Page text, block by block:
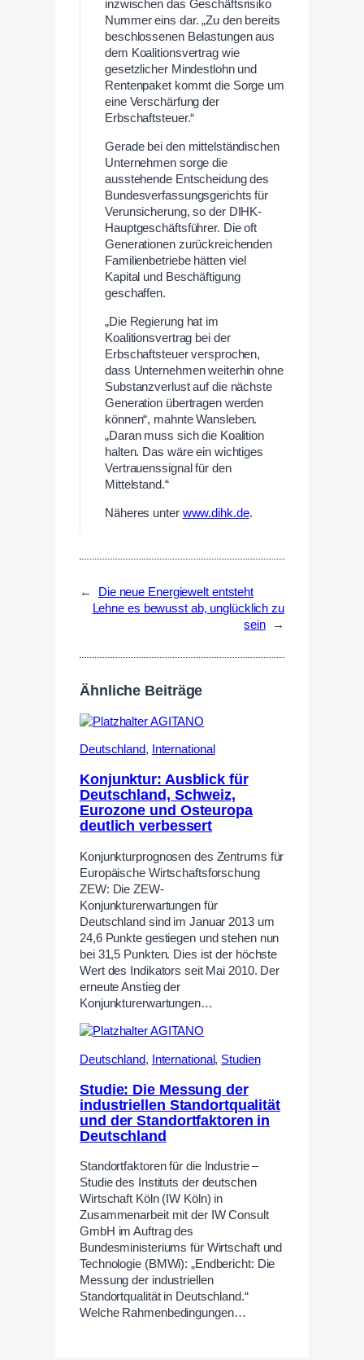
inzwischen das Geschäftsrisiko
Nummer eins dar. „Zu den bereits
beschlossenen Belastungen aus
dem Koalitionsvertrag wie
gesetzlicher Mindestlohn und
Rentenpaket kommt die Sorge um
eine Verschärfung der
Erbschaftsteuer.“
Gerade bei den mittelständischen
Unternehmen sorge die
ausstehende Entscheidung des
Bundesverfassungsgerichts für
Verunsicherung, so der DIHK-
Hauptgeschäftsführer. Die oft
Generationen zurückreichenden
Familienbetriebe hätten viel
Kapital und Beschäftigung
geschaffen.
„Die Regierung hat im
Koalitionsvertrag bei der
Erbschaftsteuer versprochen,
dass Unternehmen weiterhin ohne
Substanzverlust auf die nächste
Generation übertragen werden
können“, mahnte Wansleben.
„Daran muss sich die Koalition
halten. Das wäre ein wichtiges
Vertrauenssignal für den
Mittelstand.“
Näheres unter www.dihk.de.
←
Die neue Energiewelt entsteht
Lehne es bewusst ab, unglücklich zu
sein
→
Ähnliche Beiträge
Deutschland, International
Konjunktur: Ausblick für
Deutschland, Schweiz,
Eurozone und Osteuropa
deutlich verbessert
Konjunkturprognosen des Zentrums für
Europäische Wirtschaftsforschung
ZEW: Die ZEW-
Konjunkturerwartungen für
Deutschland sind im Januar 2013 um
24,6 Punkte gestiegen und stehen nun
bei 31,5 Punkten. Dies ist der höchste
Wert des Indikators seit Mai 2010. Der
erneute Anstieg der
Konjunkturerwartungen…
Deutschland, International, Studien
Studie: Die Messung der
industriellen Standortqualität
und der Standortfaktoren in
Deutschland
Standortfaktoren für die Industrie –
Studie des Instituts der deutschen
Wirtschaft Köln (IW Köln) in
Zusammenarbeit mit der IW Consult
GmbH im Auftrag des
Bundesministeriums für Wirtschaft und
Technologie (BMWi): „Endbericht: Die
Messung der industriellen
Standortqualität in Deutschland.“
Welche Rahmenbedingungen…